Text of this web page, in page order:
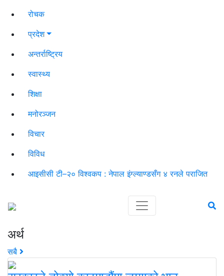
रोचक
प्रदेश
अन्तर्राष्ट्रिय
स्वास्थ्य
शिक्षा
मनोरञ्जन
विचार
विविध
आइसीसी टी–२० विश्वकप : नेपाल इंग्ल्याण्डसँग ४ रनले पराजित
अर्थ
सबै